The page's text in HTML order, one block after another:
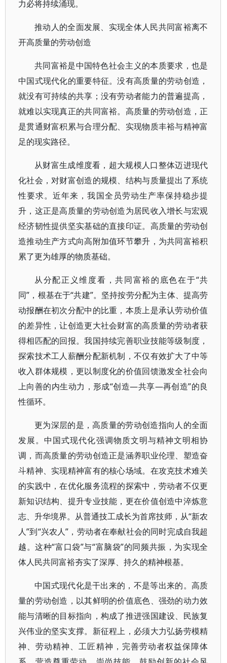
力必将持续涌现。
推动人的全面发展、实现全体人民共同富裕离不
开高质量的劳动创造
共同富裕是中国特色社会主义的本质要求，也是
中国式现代化的重要特征。没有高质量的劳动创造，
就没有可持续的共享；没有劳动者能力的普遍提高，
就难以实现真正的共同富裕。高质量的劳动创造，正
是贯通财富积累与合理分配、实现物质丰裕与精神富
足的现实路径。
从财富生成维度看，超大规模人口整体迈进现代
化社会，对财富创造的规模、结构与质量提出了系统
性要求。近年来，我国全员劳动生产率保持稳步提
升，这正是高质量的劳动创造为居民收入增长与宏观
经济韧性提供坚实基础的直接印证。高质量的劳动创
造推动生产方式向高附加值环节攀升，为共同富裕积
累了更为雄厚的物质基础。
从分配正义维度看，共同富裕的底色在于“共
同”，根基在于“共建”。坚持按劳分配为主体、提高劳
动报酬在初次分配中的比重，本质上是承认劳动价值
的差异性，让创造更大社会财富的高质量的劳动者获
得相匹配的回报。我国持续完善职业技能等级制度，
探索技术工人薪酬分配新机制，不仅有效扩大了中等
收入群体规模，更以制度化的价值回馈激发全社会向
上向善的内生动力，形成“创造—共享—再创造”的良
性循环。
更为深层的是，高质量的劳动创造指向人的全面
发展。中国式现代化强调物质文明与精神文明相协
调，而高质量的劳动创造正是涵养职业伦理、塑造奋
斗精神、实现精神富有的核心场域。在攻克技术难关
的实践中，在优化服务流程的探索中，劳动者不仅更
新知识结构、提升专业技能，更在价值创造中淬炼意
志、升华境界。从普通技工成长为首席技师，从“新农
人”到“兴农人”，劳动者在奉献社会的同时完成自我超
越。这种“富口袋”与“富脑袋”的同频共振，为实现全
体人民共同富裕夯实了深厚、持久的精神根基。
中国式现代化是干出来的，不是等出来的。高质
量的劳动创造，以其鲜明的价值底色、强劲的动力效
能与清晰的目标指向，构成了推进强国建设、民族复
兴伟业的坚实支撑。新征程上，必须大力弘扬劳模精
神、劳动精神、工匠精神，完善劳动者权益保障体